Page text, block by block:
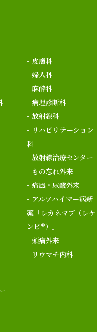
皮膚科
婦人科
麻酔科
病理診断科
放射線科
リハビリテーション
科
放射線治療センター
もの忘れ外来
痛風・尿酸外来
アルツハイマー病新
薬「レカネマブ（レケ
ンビ®）」
頭痛外来
リウマチ内科